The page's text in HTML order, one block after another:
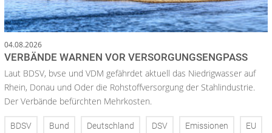
04.08.2026
VERBÄNDE WARNEN VOR VERSORGUNGSENGPASS
Laut BDSV, bvse und VDM gefährdet aktuell das Niedrigwasser auf
Rhein, Donau und Oder die Rohstoffversorgung der Stahlindustrie.
Der Verbände befürchten Mehrkosten.
BDSV Bund Deutschland DSV Emissionen EU